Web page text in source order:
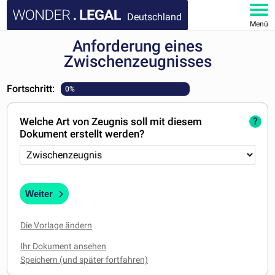
Deutschland
Menü
KONTAKT
Anforderung eines
Zwischenzeugnisses
Fortschritt: 0%
Welche Art von Zeugnis soll mit diesem
Dokument erstellt werden?
?
Weiter
Die Vorlage ändern
Ihr Dokument ansehen